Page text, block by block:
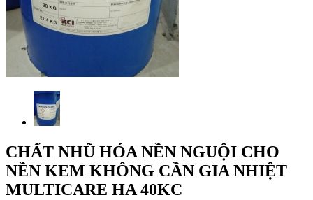
CHẤT NHŨ HÓA NỀN NGUỘI CHO
NỀN KEM KHÔNG CẦN GIA NHIỆT
MULTICARE HA 40KC